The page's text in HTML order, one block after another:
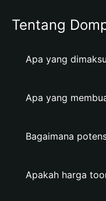
Tentang
Apa yang
Apa yang
Bagaimana
Apakah harga